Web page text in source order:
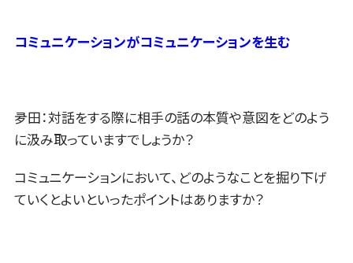
コミュニケーションがコミュニケーションを生む
夛田：対話をする際に相手の話の本質や意図をどのよう
に汲み取っていますでしょうか？
コミュニケーションにおいて、どのようなことを掘り下げ
ていくとよいといったポイントはありますか？